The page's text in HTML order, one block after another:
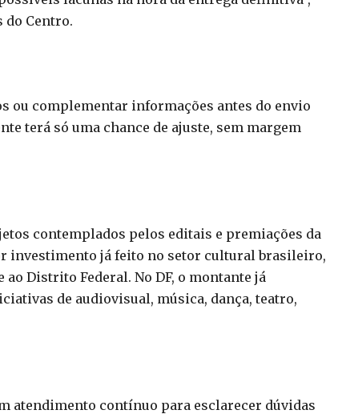
do Centro.
complementar informações antes do envio
terá só uma chance de ajuste, sem margem
contemplados pelos editais e premiações da
investimento já feito no setor cultural brasileiro,
Distrito Federal. No DF, o montante já
de audiovisual, música, dança, teatro,
atendimento contínuo para esclarecer dúvidas